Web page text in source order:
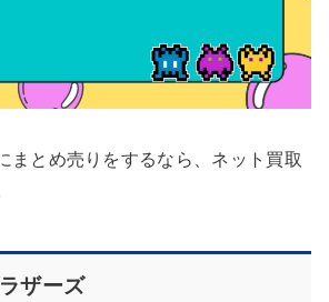
まとめ売りをするなら、ネット買取
ザーズ